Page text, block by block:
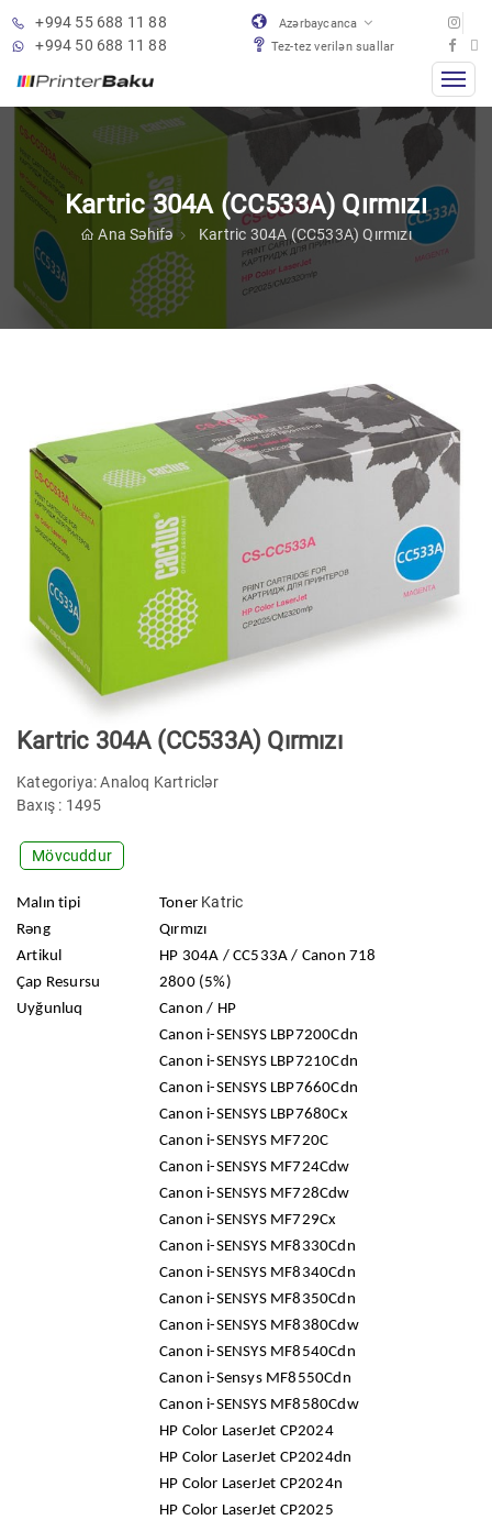
+994 55 688 11 88
+994 50 688 11 88
Azərbaycanca
Tez-tez verilən suallar
Kartric 304A (CC533A) Qırmızı
Ana Səhifə Kartric 304A (CC533A) Qırmızı
Kartric 304A (CC533A) Qırmızı
Kategoriya:Analoq Kartriclər
Baxış : 1495
Mövcuddur
Malın tipi Toner Katric
Rəng
Qırmızı
Artikul
HP 304A / CC533A / Canon 718
Çap Resursu
2800 (5%)
Uyğunluq
Сanon / HP
Canon i-SENSYS LBP7200Cdn
Canon i-SENSYS LBP7210Cdn
Canon i-SENSYS LBP7660Cdn
Canon i-SENSYS LBP7680Cx
Canon i-SENSYS MF720C
Canon i-SENSYS MF724Cdw
Canon i-SENSYS MF728Cdw
Canon i-SENSYS MF729Cx
Canon i-SENSYS MF8330Cdn
Canon i-SENSYS MF8340Cdn
Canon i-SENSYS MF8350Cdn
Canon i-SENSYS MF8380Cdw
Canon i-SENSYS MF8540Cdn
Canon i-Sensys MF8550Cdn
Canon i-SENSYS MF8580Cdw
HP Color LaserJet CP2024
HP Color LaserJet CP2024dn
HP Color LaserJet CP2024n
HP Color LaserJet CP2025